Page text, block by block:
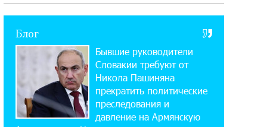
кибератаках на школьников
ЕАЭС со временем будет
расширяться. Когда-нибудь это
поймёт и рядовой армянин, но будет уже поздно
11:03:52 31-07-2026
Если Израиль использует тему
Блог
Бывшие руководители
Словакии требуют от
Никола Пашиняна
прекратить политические
преследования и
давление на Армянскую